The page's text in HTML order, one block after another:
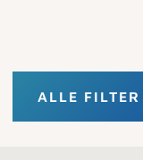
ALLE FILTER